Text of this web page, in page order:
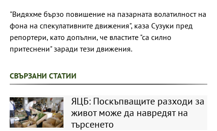
"Видяхме бързо повишение на пазарната волатилност на
фона на спекулативните движения", каза Сузуки пред
репортери, като допълни, че властите "са силно
притеснени" заради тези движения.
СВЪРЗАНИ СТАТИИ
ЯЦБ: Поскъпващите разходи за
живот може да навредят на
търсенето